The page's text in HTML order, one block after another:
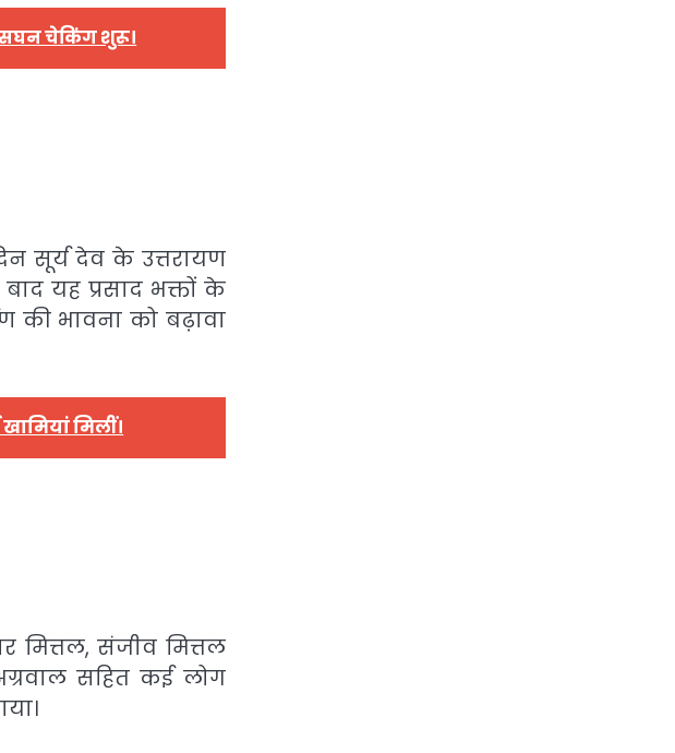
सघन चेकिंग शुरू।
सूर्य देव के उत्तरायण
यह प्रसाद भक्तों के
की भावना को बढ़ावा
मिलीं।
मित्तल, संजीव मित्तल
सहित कई लोग